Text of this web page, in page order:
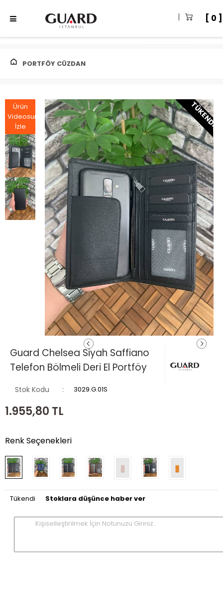
0
PORTFÖY CÜZDAN
Ürün
Videosunu
İzle
TÜKENDI
Guard Chelsea Siyah Saffiano
Telefon Bölmeli Deri El Portföy
Stok Kodu 3029.G.01S
1.955,80 TL
Renk Seçenekleri
Tükendi Stoklara düşünce haber ver
Kişiselleştirilmek İçin Notunuzu Giriniz..